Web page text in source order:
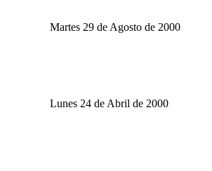
Martes 29 de Agosto de 2000
Lunes 24 de Abril de 2000